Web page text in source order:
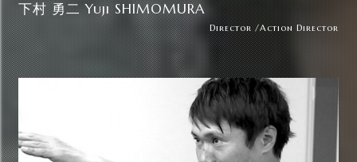
下村 勇二 Yuji SHIMOMURA
Director /Action Director